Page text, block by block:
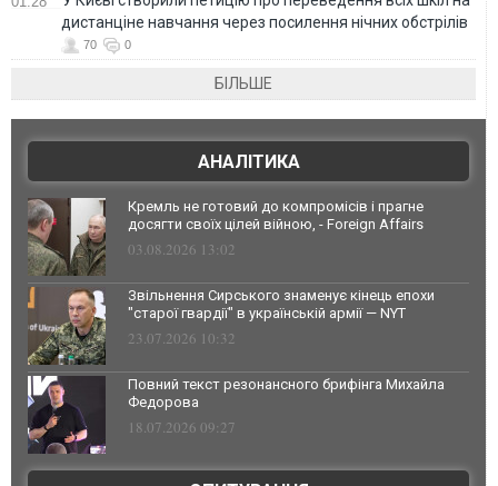
дистанціне навчання через посилення нічних обстрілів
70 0
БІЛЬШЕ
АНАЛІТИКА
Кремль не готовий до компромісів і прагне
досягти своїх цілей війною, - Foreign Affairs
03.08.2026 13:02
Звільнення Сирського знаменує кінець епохи
"старої гвардії" в українській армії — NYT
23.07.2026 10:32
Повний текст резонансного брифінга Михайла
Федорова
18.07.2026 09:27